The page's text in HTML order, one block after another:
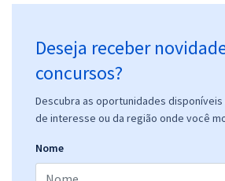
Deseja receber
concursos?
Descubra as oportunidades
de interesse ou da região onde você
Nome